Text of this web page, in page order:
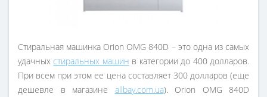
Стиральная машинка Orion OMG 840D – это одна из самых
удачных стиральных машин в категории до 400 долларов.
При всем при этом ее цена составляет 300 долларов (еще
дешевле в магазине allbay.com.ua). Orion OMG 840D